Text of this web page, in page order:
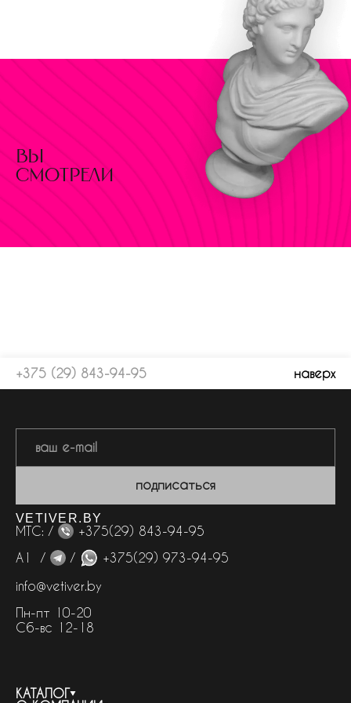
вы
смотрели
+375 (29) 843-94-95 наверх
подписаться
VETIVER.BY
МТС: /
+375(29) 843-94-95
А1 /
/
+375(29) 973-94-95
info@vetiver.by
Пн-пт 10-20
Сб-вс 12-18
КАТАЛОГ